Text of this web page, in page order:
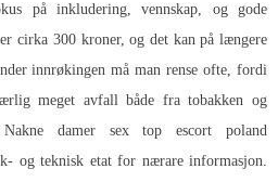
på inkludering, vennskap, og gode
cirka 300 kroner, og det kan på længere
innrøkingen må man rense ofte, fordi
meget avfall både fra tobakken og
Nakne damer sex top escort poland
og teknisk etat for nærare informasjon.